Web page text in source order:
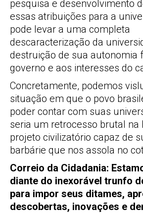
pesquisa e desenvolvimento
essas atribuições para a
pode levar a uma completa
descaracterização da
destruição de sua autonomia
governo e aos interesses do
Concretamente, podemos
situação em que o povo
poder contar com suas
seria um retrocesso brutal na
projeto civilizatório capaz de
barbárie que nos assola no
Correio da Cidadania:
diante do inexorável trunfo
para impor seus ditames,
descobertas, inovações e